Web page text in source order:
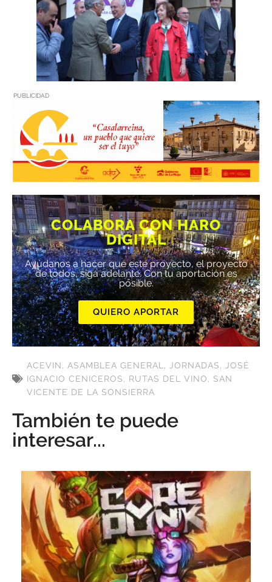
PUBLICIDAD
COLABORA CON HARO
DIGITAL
Ayúdanos a hacer que este proyecto, el proyecto
de todos, siga adelante. Con tu aportación es
posible.
QUIERO APORTAR
ACEVIN, ASAMBLEA GENERAL, JORNADAS, JOSÉ
IGNACIO CENICEROS, RUTAS DEL VINO, SAN
VICENTE DE LA SONSIERRA
También te puede
interesar...